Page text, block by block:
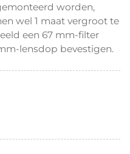
worden,
wel 1 maat vergroot te
een 67 mm-filter
lensdop bevestigen.